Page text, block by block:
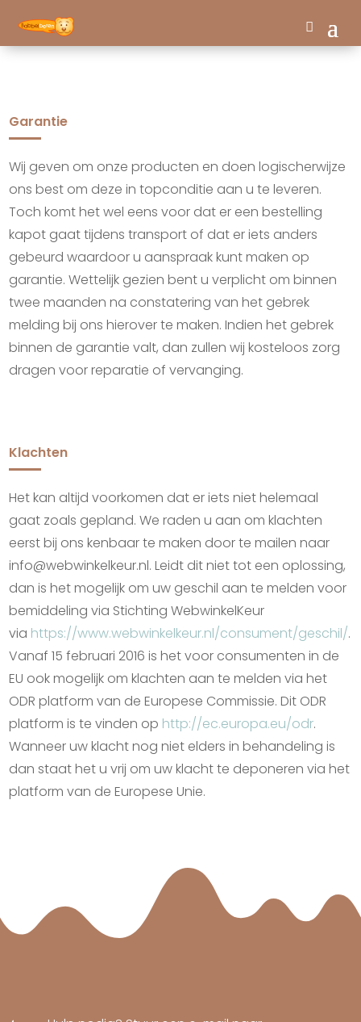
Garantie
Wij geven om onze producten en doen logischerwijze
ons best om deze in topconditie aan u te leveren.
Toch komt het wel eens voor dat er een bestelling
kapot gaat tijdens transport of dat er iets anders
gebeurd waardoor u aanspraak kunt maken op
garantie. Wettelijk gezien bent u verplicht om binnen
twee maanden na constatering van het gebrek
melding bij ons hierover te maken. Indien het gebrek
binnen de garantie valt, dan zullen wij kosteloos zorg
dragen voor reparatie of vervanging.
Klachten
Het kan altijd voorkomen dat er iets niet helemaal
gaat zoals gepland. We raden u aan om klachten
eerst bij ons kenbaar te maken door te mailen naar
info@webwinkelkeur.nl. Leidt dit niet tot een oplossing,
dan is het mogelijk om uw geschil aan te melden voor
bemiddeling via Stichting WebwinkelKeur
via https://www.webwinkelkeur.nl/consument/geschil/.
Vanaf 15 februari 2016 is het voor consumenten in de
EU ook mogelijk om klachten aan te melden via het
ODR platform van de Europese Commissie. Dit ODR
platform is te vinden op http://ec.europa.eu/odr.
Wanneer uw klacht nog niet elders in behandeling is
dan staat het u vrij om uw klacht te deponeren via het
platform van de Europese Unie.